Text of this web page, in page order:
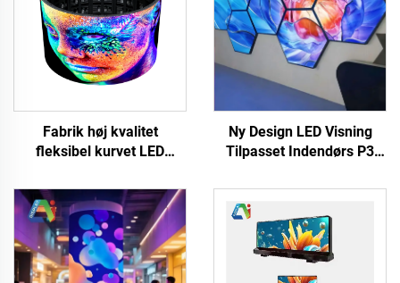
Fabrik høj kvalitet
fleksibel kurvet LED
vandtæt fuld farve P4
uddendørs gigantisk
cylindrisk skærm
Ny Design LED Visning
Tilpasset Indendørs P3
Videovæg til DJ Scen
Hængende Irregulære LED
Visningsskærm